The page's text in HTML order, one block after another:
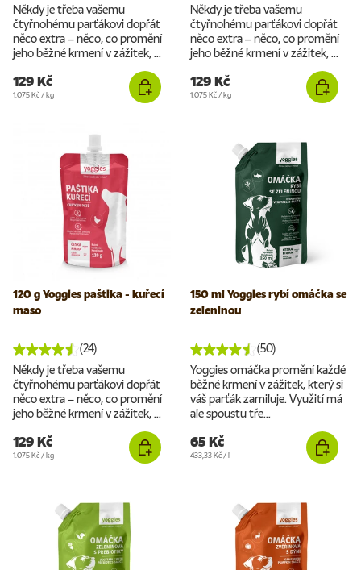
Někdy je třeba vašemu
čtyřnohému parťákovi dopřát
něco extra – něco, co promění
jeho běžné krmení v zážitek, ...
129 Kč
Cena za jednotku
1.075 Kč /kg
Někdy je třeba vašemu
čtyřnohému parťákovi dopřát
něco extra – něco, co promění
jeho běžné krmení v zážitek, ...
129 Kč
Cena za jednotku
1.075 Kč /kg
120 g Yoggies paštika - kuřecí
maso
(24)
Někdy je třeba vašemu
čtyřnohému parťákovi dopřát
něco extra – něco, co promění
jeho běžné krmení v zážitek, ...
129 Kč
Cena za jednotku
1.075 Kč /kg
150 ml Yoggies rybí omáčka se
zeleninou
(50)
Yoggies omáčka promění každé
běžné krmení v zážitek, který si
váš parťák zamiluje. Využití má
ale spoustu tře...
65 Kč
Cena za jednotku
433,33 Kč /l